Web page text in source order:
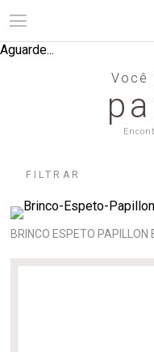
Aguarde...
Você
FILTRAR
BRINCO ESPETO PAPILLON